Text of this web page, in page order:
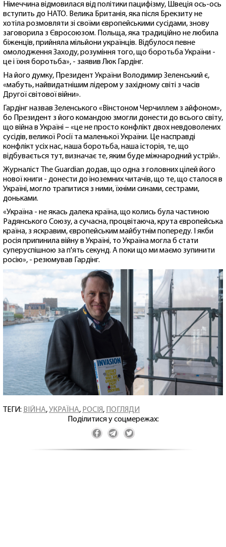
Німеччина відмовилася від політики пацифізму, Швеція ось-ось
вступить до НАТО. Велика Британія, яка після Брекзиту не
хотіла розмовляти зі своїми європейськими сусідами, знову
заговорила з Євросоюзом. Польща, яка традиційно не любила
біженців, прийняла мільйони українців. Відбулося певне
омолодження Заходу, розуміння того, що боротьба України -
це і їхня боротьба», - заявив Люк Гардінг.
На його думку, Президент України Володимир Зеленський є,
«мабуть, найвидатнішим лідером у західному світі з часів
Другої світової війни».
Гардінг назвав Зеленського «Вінстоном Черчиллем з айфоном»,
бо Президент з його командою змогли донести до всього світу,
що війна в Україні – «це не просто конфлікт двох невдоволених
сусідів, великої Росії та маленької України. Це насправді
конфлікт усіх нас, наша боротьба, наша історія, те, що
відбувається тут, визначає те, яким буде міжнародний устрій».
Журналіст The Guardian додав, що одна з головних цілей його
нової книги - донести до іноземних читачів, що те, що сталося в
Україні, могло трапитися з ними, їхніми синами, сестрами,
доньками.
«Україна - не якась далека країна, що колись була частиною
Радянського Союзу, а сучасна, процвітаюча, крута європейська
країна, з яскравим, європейським майбутнім попереду. І якби
росія припинила війну в Україні, то Україна могла б стати
суперуспішною за п'ять секунд. А поки що ми маємо зупинити
росію», - резюмував Гардінг.
ТЕГИ: ВІЙНА,УКРАЇНА, РОСІЯ, ПОГЛЯДИ
Поділитися у соцмережах: